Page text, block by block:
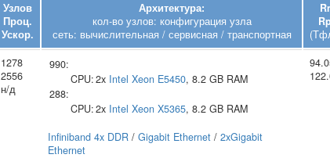
Узлов
Проц.
Ускор.
Архитектура:
кол-во узлов: конфигурация узла
сеть: вычислительная / сервисная / транспортная
1278
2556
н/д
990:
CPU:2x Intel Xeon E5450, 8.2 GB RAM
288:
CPU:2x Intel Xeon X5365, 8.2 GB RAM
Infiniband 4x DDR / Gigabit Ethernet / 2xGigabit
Ethernet